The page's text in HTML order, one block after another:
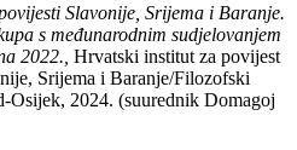
Slavonije, Srijema i Baranje.
s međunarodnim sudjelovanjem
2022., Hrvatski institut za povijest
Srijema i Baranje/Filozofski
Osijek, 2024. (suurednik Domagoj